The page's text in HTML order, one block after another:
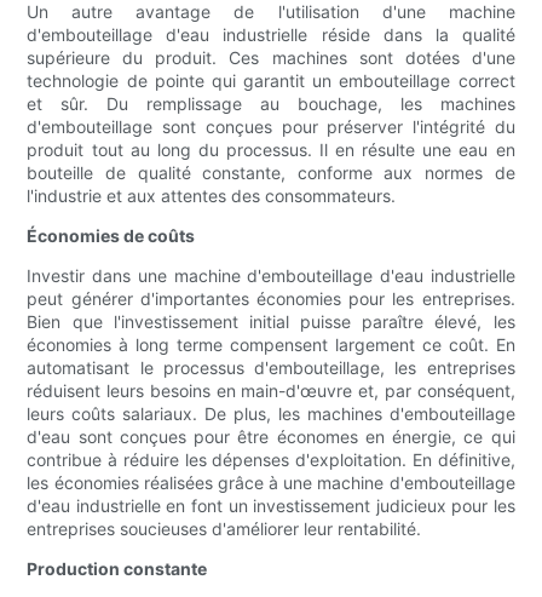
Un autre avantage de l'utilisation d'une machine
d'embouteillage d'eau industrielle réside dans la qualité
supérieure du produit. Ces machines sont dotées d'une
technologie de pointe qui garantit un embouteillage correct
et sûr. Du remplissage au bouchage, les machines
d'embouteillage sont conçues pour préserver l'intégrité du
produit tout au long du processus. Il en résulte une eau en
bouteille de qualité constante, conforme aux normes de
l'industrie et aux attentes des consommateurs.
Économies de coûts
Investir dans une machine d'embouteillage d'eau industrielle
peut générer d'importantes économies pour les entreprises.
Bien que l'investissement initial puisse paraître élevé, les
économies à long terme compensent largement ce coût. En
automatisant le processus d'embouteillage, les entreprises
réduisent leurs besoins en main-d'œuvre et, par conséquent,
leurs coûts salariaux. De plus, les machines d'embouteillage
d'eau sont conçues pour être économes en énergie, ce qui
contribue à réduire les dépenses d'exploitation. En définitive,
les économies réalisées grâce à une machine d'embouteillage
d'eau industrielle en font un investissement judicieux pour les
entreprises soucieuses d'améliorer leur rentabilité.
Production constante